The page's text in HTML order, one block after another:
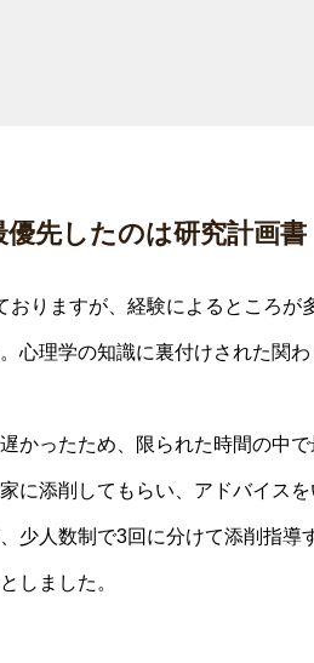
先したのは研究計画書
りますが、経験によるところが
心理学の知識に裏付けされた関
かったため、限られた時間の中
に添削してもらい、アドバイス
少人数制で3回に分けて添削指
しました。